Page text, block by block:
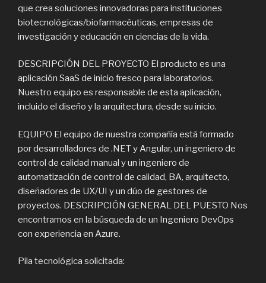
que crea soluciones innovadoras para instituciones
biotecnológicas/biofarmacéuticas, empresas de
investigación y educación en ciencias de la vida.
DESCRIPCIÓN DEL PROYECTO El producto es una
aplicación SaaS de inicio fresco para laboratorios.
Nuestro equipo es responsable de esta aplicación,
incluido el diseño y la arquitectura, desde su inicio.
EQUIPO El equipo de nuestra compañía está formado
por desarrolladores de .NET y Angular, un ingeniero de
control de calidad manual y un ingeniero de
automatización de control de calidad, BA, arquitecto,
diseñadores de UX/UI y un dúo de gestores de
proyectos. DESCRIPCIÓN GENERAL DEL PUESTO Nos
encontramos en la búsqueda de un Ingeniero DevOps
con experiencia en Azure.
Pila tecnológica solicitada: